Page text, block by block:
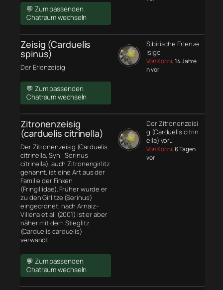
💬 Zum passenden
Chatraum wechseln
Zeisig (Carduelis
spinus)
Der Erlenzeisig
💬 Zum passenden
Chatraum wechseln
Sibirische Erlenze
isige
Von Konni, 14 Jahre
n vor
Zitronenzeisig
(carduelis citrinella)
Der Zitronenzeisig (Carduelis
citrinella, Syn.: Serinus
citrinella), auch Zitronengirlitz
genannt, ist eine Art aus der
Familie der Finken
(Fringillidae). Früher wurde er
zu den Girlitze (Serinus)
eingeordnet, nach Arnaiz-
Villena et al. (2001) ist er aber
näher mit dem Stieglitz
(Carduelis carduelis)
verwandt.
💬 Zum passenden
Chatraum wechseln
Der Zitronenzeisi
g (Carduelis citrin
ella) vor…
Von Konni, 6 Tagen
vor